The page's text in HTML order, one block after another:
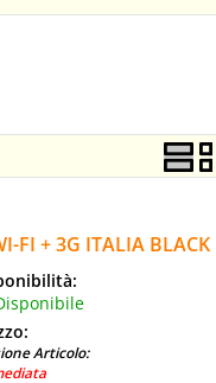
FI + 3G ITALIA BLACK
Articolo: